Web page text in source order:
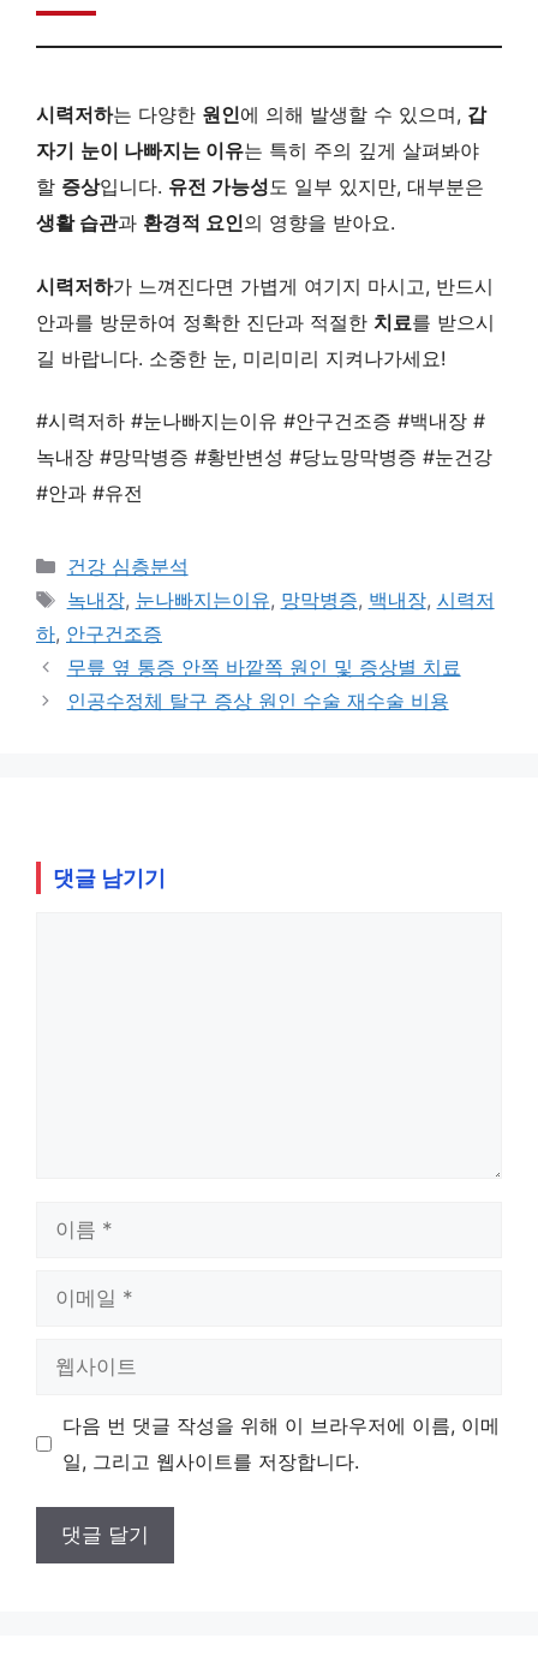
시력저하는 다양한 원인에 의해 발생할 수 있으며, 갑
자기 눈이 나빠지는 이유는 특히 주의 깊게 살펴봐야
할 증상입니다. 유전 가능성도 일부 있지만, 대부분은
생활 습관과 환경적 요인의 영향을 받아요.
시력저하가 느껴진다면 가볍게 여기지 마시고, 반드시
안과를 방문하여 정확한 진단과 적절한 치료를 받으시
길 바랍니다. 소중한 눈, 미리미리 지켜나가세요!
#시력저하 #눈나빠지는이유 #안구건조증 #백내장 #
녹내장 #망막병증 #황반변성 #당뇨망막병증 #눈건강
#안과 #유전
카
테
고
리
건강 심층분석
태
그
녹내장, 눈나빠지는이유, 망막병증, 백내장, 시력저
하, 안구건조증
무릎 옆 통증 안쪽 바깥쪽 원인 및 증상별 치료
인공수정체 탈구 증상 원인 수술 재수술 비용
댓글 남기기
다음 번 댓글 작성을 위해 이 브라우저에 이름, 이메
일, 그리고 웹사이트를 저장합니다.